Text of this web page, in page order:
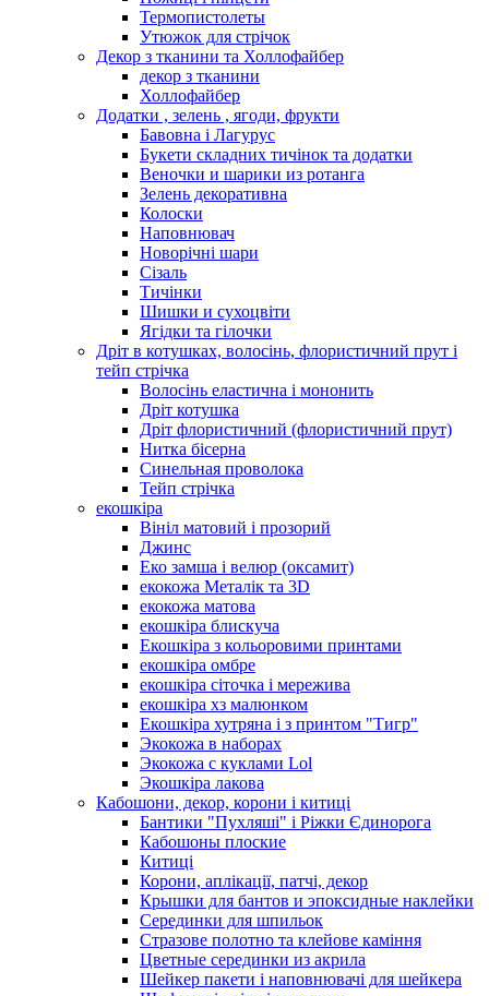
Термопистолеты
Утюжок для стрічок
Декор з тканини та Холлофайбер
декор з тканини
Холлофайбер
Додатки , зелень , ягоди, фрукти
Бавовна і Лагурус
Букети складних тичінок та додатки
Веночки и шарики из ротанга
Зелень декоративна
Колоски
Наповнювач
Новорічні шари
Сізаль
Тичінки
Шишки и сухоцвіти
Ягідки та гілочки
Дріт в котушках, волосінь, флористичний прут і
тейп стрічка
Волосінь еластична і мононить
Дріт котушка
Дріт флористичний (флористичний прут)
Нитка бісерна
Синельная проволока
Тейп стрічка
екошкіра
Вініл матовий і прозорий
Джинс
Еко замша і велюр (оксамит)
екокожа Металік та 3D
екокожа матова
екошкіра блискуча
Екошкіра з кольоровими принтами
екошкіра омбре
екошкіра сіточка і мережива
екошкіра хз малюнком
Екошкіра хутряна і з принтом "Тигр"
Экокожа в наборах
Экокожа с куклами Lol
Экошкiра лакова
Кабошони, декор, корони і китиці
Бантики "Пухляші" і Ріжки Єдинорога
Кабошоны плоские
Китиці
Корони, аплікації, патчі, декор
Крышки для бантов и эпоксидные наклейки
Серединки для шпильок
Стразове полотно та клейове каміння
Цветные серединки из акрила
Шейкер пакети і наповнювачі для шейкера